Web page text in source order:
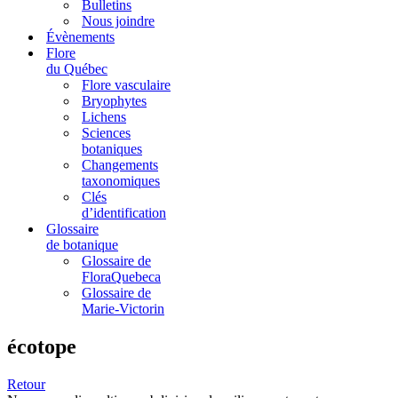
Bulletins
Nous joindre
Évènements
Flore
du Québec
Flore vasculaire
Bryophytes
Lichens
Sciences
botaniques
Changements
taxonomiques
Clés
d’identification
Glossaire
de botanique
Glossaire de
FloraQuebeca
Glossaire de
Marie-Victorin
écotope
Retour